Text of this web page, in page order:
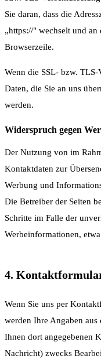
Sie daran, dass die
„https://" wechselt und
Browserzeile.
Wenn die SSL- bzw.
Daten, die Sie an uns
werden.
Widerspruch gegen
Der Nutzung von im
Kontaktdaten zur
Werbung und
Die Betreiber der Seiten
Schritte im Falle der
Werbeinformationen,
4.
Wenn Sie uns per
werden Ihre Angaben
Ihnen dort angegebenen
Nachricht) zwecks